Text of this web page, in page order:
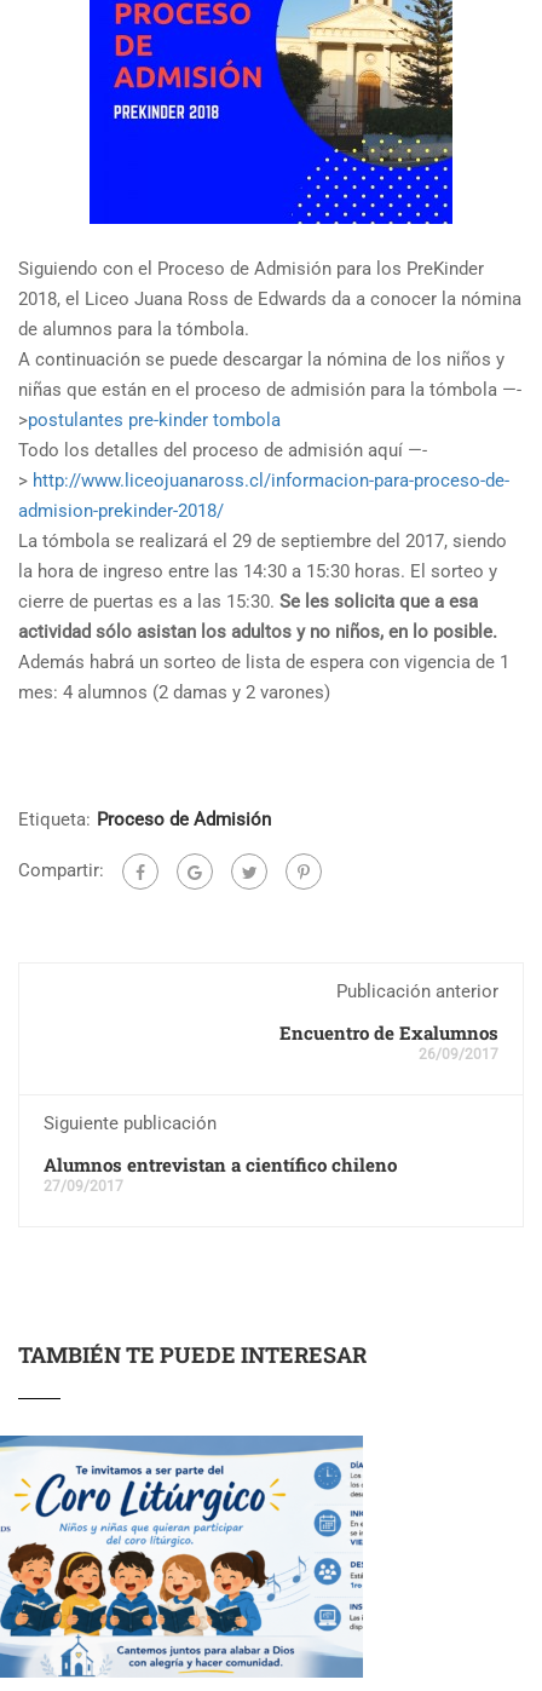
Siguiendo con el Proceso de Admisión para los PreKinder
2018, el Liceo Juana Ross de Edwards da a conocer la nómina
de alumnos para la tómbola.
A continuación se puede descargar la nómina de los niños y
niñas que están en el proceso de admisión para la tómbola —-
>postulantes pre-kinder tombola
Todo los detalles del proceso de admisión aquí —-
> http://www.liceojuanaross.cl/informacion-para-proceso-de-
admision-prekinder-2018/
La tómbola se realizará el 29 de septiembre del 2017, siendo
la hora de ingreso entre las 14:30 a 15:30 horas. El sorteo y
cierre de puertas es a las 15:30. Se les solicita que a esa
actividad sólo asistan los adultos y no niños, en lo posible.
Además habrá un sorteo de lista de espera con vigencia de 1
mes: 4 alumnos (2 damas y 2 varones)
Etiqueta: Proceso de Admisión
Compartir:
Publicación anterior
Encuentro de Exalumnos
26/09/2017
Siguiente publicación
Alumnos entrevistan a científico chileno
27/09/2017
TAMBIÉN TE PUEDE INTERESAR